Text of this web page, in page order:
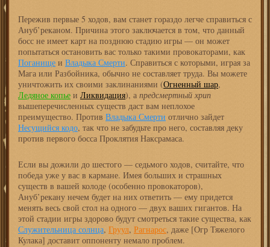
Пережив первые 5 ходов, вам станет гораздо легче справиться с
Ануб’реканом. Причина этого заключается в том, что данный
босс не имеет карт на позднюю стадию игры — он может
попытаться остановить вас только такими провокаторами, как
Поганище и Владыка Смерти. Справиться с которыми, играя за
Мага или Разбойника, обычно не составляет труда. Вы можете
уничтожить их своими заклинаниями (Огненный шар,
Ледяное копье и Ликвидация), а предсмертный хрип
вышеперечисленных существ даст вам неплохое
преимущество. Против Владыка Смерти отлично зайдет
Несущийся кодо, так что не забудьте про него, составляя деку
против первого босса Проклятия Наксрамаса.
Если вы дожили до шестого — седьмого ходов, считайте, что
победа уже у вас в кармане. Имея больших и страшных
существ в вашей колоде (особенно провокаторов),
Ануб’рекану нечем будет на них ответить — ему придется
менять весь свой стол на одного — двух ваших гигантов. На
этой стадии игры здорово будут смотреться такие существа, как
Служительница солнца, Груул, Рагнарос, даже [Огр Тяжелого
Кулака] доставит оппоненту немало проблем.